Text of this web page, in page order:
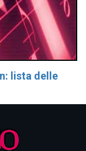
lista delle